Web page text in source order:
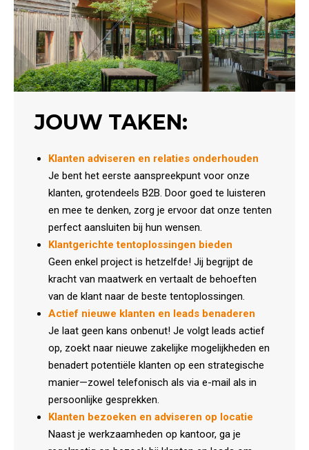
JOUW TAKEN:
Klanten adviseren en relaties onderhouden
Je bent het eerste aanspreekpunt voor onze
klanten, grotendeels B2B. Door goed te luisteren
en mee te denken, zorg je ervoor dat onze tenten
perfect aansluiten bij hun wensen.
Klantgerichte tentoplossingen bieden
Geen enkel project is hetzelfde! Jij begrijpt de
kracht van maatwerk en vertaalt de behoeften
van de klant naar de beste tentoplossingen.
Actief nieuwe klanten en leads benaderen
Je laat geen kans onbenut! Je volgt leads actief
op, zoekt naar nieuwe zakelijke mogelijkheden en
benadert potentiële klanten op een strategische
manier—zowel telefonisch als via e-mail als in
persoonlijke gesprekken.
Klanten bezoeken en adviseren op locatie
Naast je werkzaamheden op kantoor, ga je